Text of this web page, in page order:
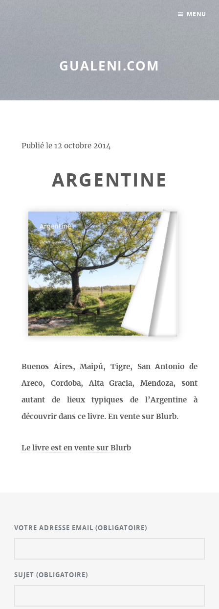
GUALENI.COM
Publié le 12 octobre 2014
ARGENTINE
Buenos Aires, Maipú, Tigre, San Antonio de
Areco, Cordoba, Alta Gracia, Mendoza, sont
autant de lieux typiques de l’Argentine à
découvrir dans ce livre. En vente sur Blurb.
Le livre est en vente sur Blurb
VOTRE ADRESSE EMAIL(OBLIGATOIRE)
SUJET(OBLIGATOIRE)
MENU